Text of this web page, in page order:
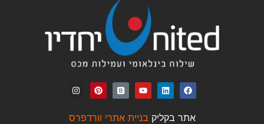
אתר בקליק בניית אתרי וורדפרס